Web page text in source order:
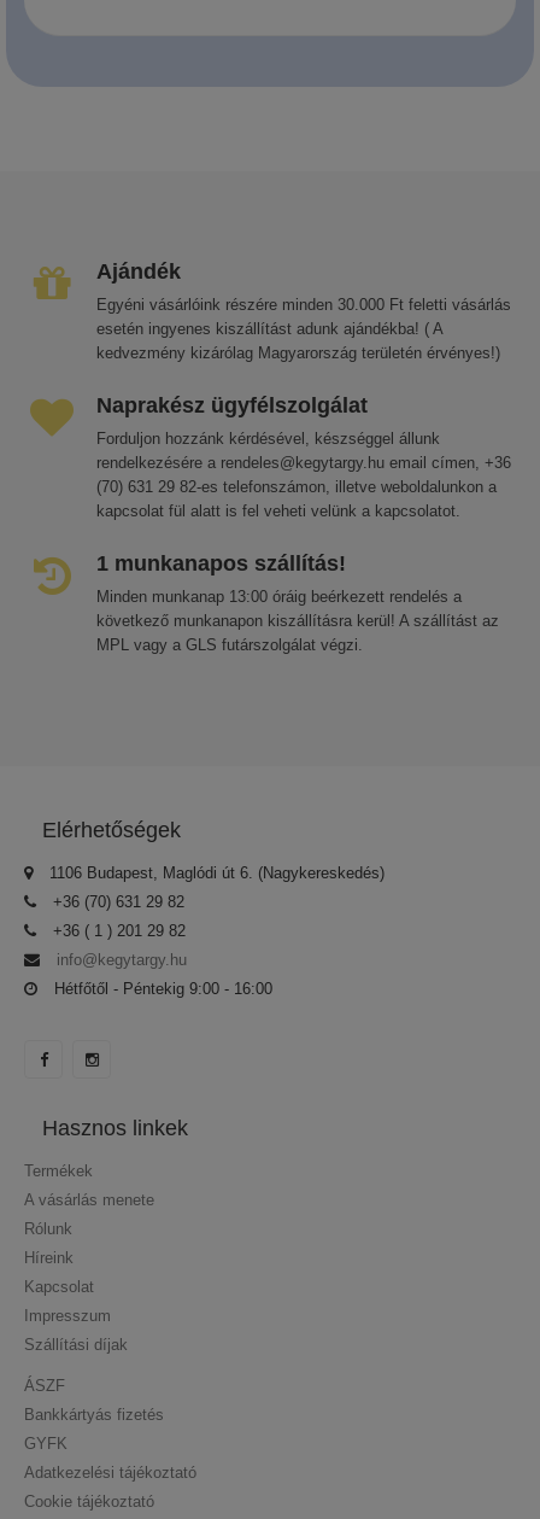
Ajándék
Egyéni vásárlóink részére minden 30.000 Ft feletti vásárlás
esetén ingyenes kiszállítást adunk ajándékba! ( A
kedvezmény kizárólag Magyarország területén érvényes!)
Naprakész ügyfélszolgálat
Forduljon hozzánk kérdésével, készséggel állunk
rendelkezésére a rendeles@kegytargy.hu email címen, +36
(70) 631 29 82-es telefonszámon, illetve weboldalunkon a
kapcsolat fül alatt is fel veheti velünk a kapcsolatot.
1 munkanapos szállítás!
Minden munkanap 13:00 óráig beérkezett rendelés a
következő munkanapon kiszállításra kerül! A szállítást az
MPL vagy a GLS futárszolgálat végzi.
Elérhetőségek
1106 Budapest, Maglódi út 6. (Nagykereskedés)
+36 (70) 631 29 82
+36 ( 1 ) 201 29 82
info@kegytargy.hu
Hétfőtől - Péntekig 9:00 - 16:00
Hasznos linkek
Termékek
A vásárlás menete
Rólunk
Híreink
Kapcsolat
Impresszum
Szállítási díjak
ÁSZF
Bankkártyás fizetés
GYFK
Adatkezelési tájékoztató
Cookie tájékoztató